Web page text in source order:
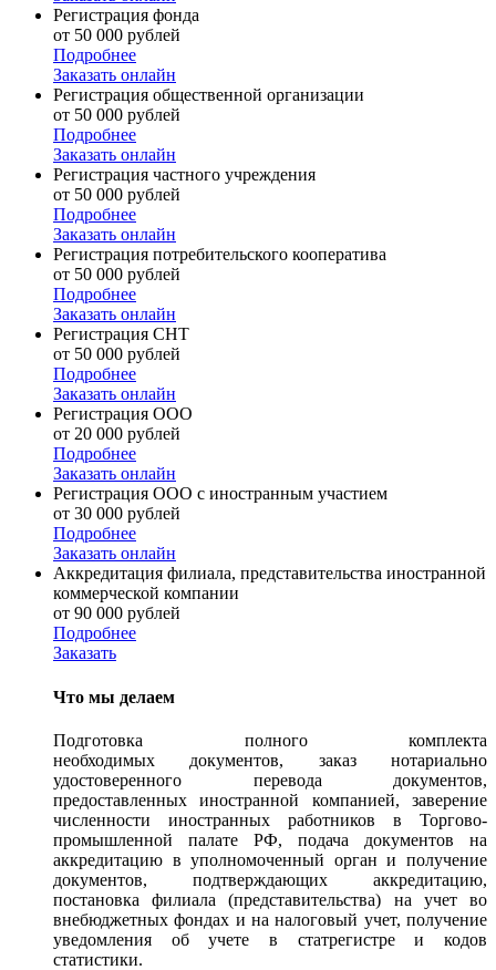
Регистрация фонда
от 50 000 рублей
Подробнее
Заказать онлайн
Регистрация общественной организации
от 50 000 рублей
Подробнее
Заказать онлайн
Регистрация частного учреждения
от 50 000 рублей
Подробнее
Заказать онлайн
Регистрация потребительского кооператива
от 50 000 рублей
Подробнее
Заказать онлайн
Регистрация СНТ
от 50 000 рублей
Подробнее
Заказать онлайн
Регистрация ООО
от 20 000 рублей
Подробнее
Заказать онлайн
Регистрация ООО с иностранным участием
от 30 000 рублей
Подробнее
Заказать онлайн
Аккредитация филиала, представительства иностранной
коммерческой компании
от 90 000 рублей
Подробнее
Заказать
Что мы делаем
Подготовка полного комплекта
необходимых документов, заказ нотариально
удостоверенного перевода документов,
предоставленных иностранной компанией, заверение
численности иностранных работников в Торгово-
промышленной палате РФ, подача документов на
аккредитацию в уполномоченный орган и получение
документов, подтверждающих аккредитацию,
постановка филиала (представительства) на учет во
внебюджетных фондах и на налоговый учет, получение
уведомления об учете в статрегистре и кодов
статистики.